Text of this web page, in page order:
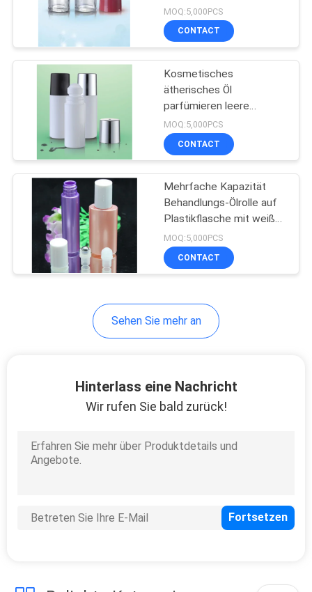
Kosmetische
kompakte Behälter
Leeren Sie Rolle auf
Flasche
Reise-Flaschen-Satz
Glasflaschen
Behälter
MOQ:5,000PCS
CONTACT
Kosmetisches
ätherisches Öl
parfümieren leere
Plastikrolle auf Flasche
50ml mit Rollen-Ball
MOQ:5,000PCS
CONTACT
Mehrfache Kapazität
Behandlungs-Ölrolle auf
Plastikflasche mit weißer
Kappe
MOQ:5,000PCS
CONTACT
Sehen Sie mehr an
Hinterlass eine Nachricht
Wir rufen Sie bald zurück!